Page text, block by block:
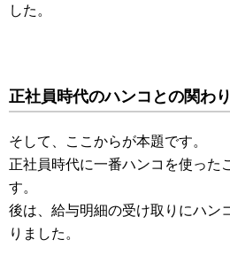
した。
正社員時代のハンコとの関わり
そして、ここからが本題です。
正社員時代に一番ハンコを使った
す。
後は、給与明細の受け取りにハン
りました。